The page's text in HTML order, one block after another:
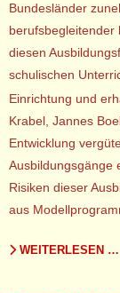
Bundesländer
berufsbegleitender
diesen
schulischen
Einrichtung und
Krabel, Jannes
Entwicklung
Ausbildungsgänge
Risiken dieser
aus
WEITERLESEN …